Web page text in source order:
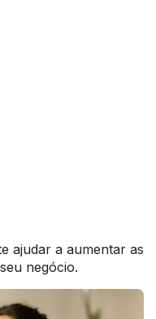
ajudar a aumentar as
negócio.